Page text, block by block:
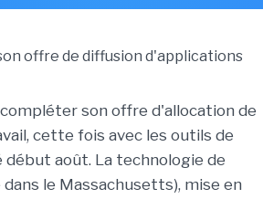
son offre d'allocation de
cette fois avec les outils de
août. La technologie de
le Massachusetts), mise en